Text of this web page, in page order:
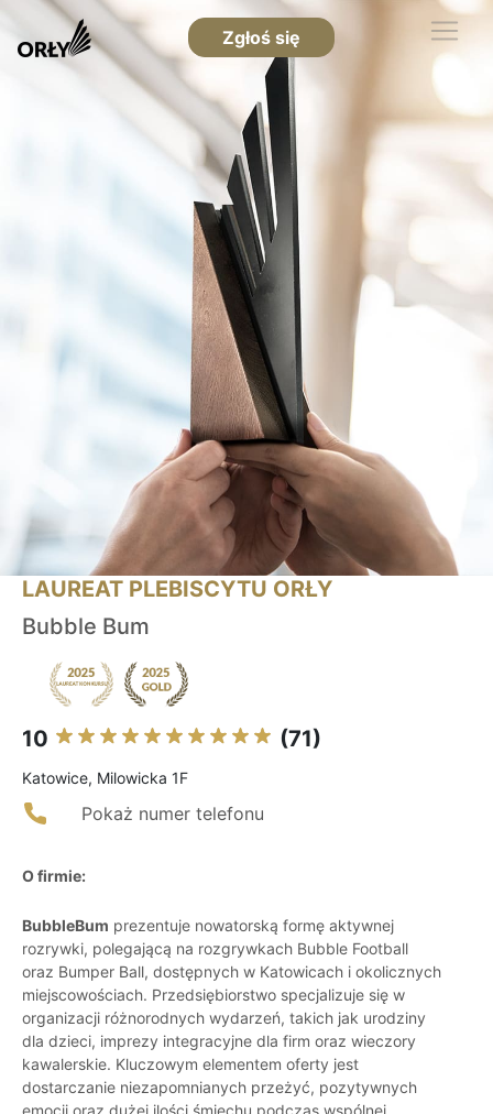
Zgłoś się
LAUREAT PLEBISCYTU ORŁY
Bubble Bum
10 (71)
Katowice, Milowicka 1F
Pokaż numer telefonu
O firmie:
BubbleBum prezentuje nowatorską formę aktywnej
rozrywki, polegającą na rozgrywkach Bubble Football
oraz Bumper Ball, dostępnych w Katowicach i okolicznych
miejscowościach. Przedsiębiorstwo specjalizuje się w
organizacji różnorodnych wydarzeń, takich jak urodziny
dla dzieci, imprezy integracyjne dla firm oraz wieczory
kawalerskie. Kluczowym elementem oferty jest
dostarczanie niezapomnianych przeżyć, pozytywnych
emocji oraz dużej ilości śmiechu podczas wspólnej